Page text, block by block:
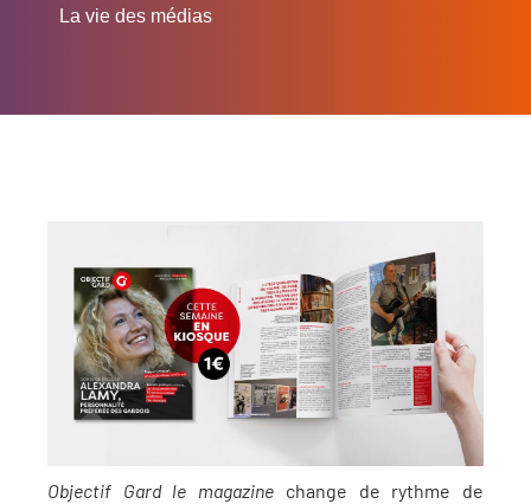
La vie des médias
Objectif Gard le magazine change de rythme de